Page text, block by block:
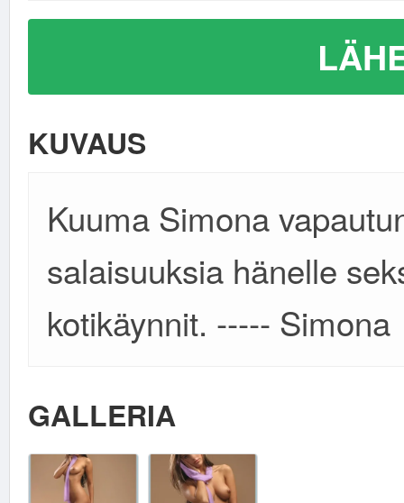
KUVAUS
Kuuma Simona
salaisuuksia hänelle
kotikäynnit. ----- Simona
GALLERIA